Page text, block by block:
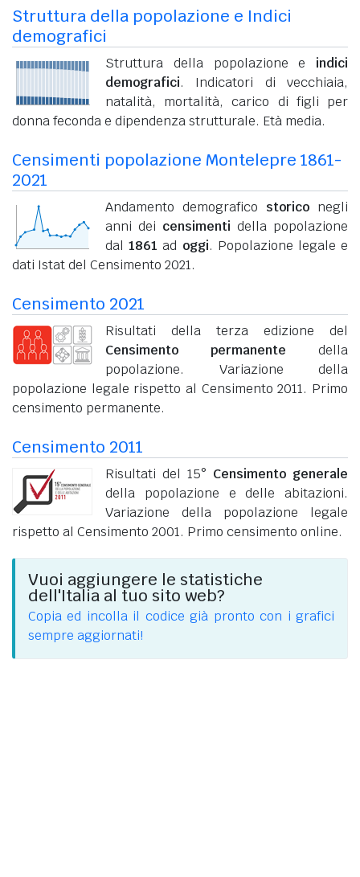
Struttura della popolazione e Indici
demografici
Struttura della popolazione e indici
demografici. Indicatori di vecchiaia,
natalità, mortalità, carico di figli per
donna feconda e dipendenza strutturale. Età media.
Censimenti popolazione Montelepre 1861-
2021
Andamento demografico storico negli
anni dei censimenti della popolazione
dal1861 ad oggi. Popolazione legale e
dati Istat del Censimento 2021.
Censimento 2021
Risultati della terza edizione del
Censimento permanente della
popolazione. Variazione della
popolazione legale rispetto al Censimento 2011. Primo
censimento permanente.
Censimento 2011
Risultati del 15° Censimento generale
della popolazione e delle abitazioni.
Variazione della popolazione legale
rispetto al Censimento 2001. Primo censimento online.
Vuoi aggiungere le statistiche
dell'Italia al tuo sito web?
Copia ed incolla il codice già pronto con i grafici
sempre aggiornati!